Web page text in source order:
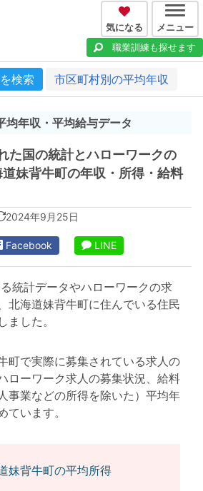
気になる メニュー
職業訓練も探せます
検索 市区町村別の平均年収
均年収・平均給与データ
た国の統計とハローワークの
妹背牛町の年収・所得・給料
2024年9月25日
Facebook LINE
統計データやハローワークの求
北海道妹背牛町に住んでいる住民
ました。
町で実際に募集されている求人の
ローワーク求人の募集状況、給料
事業などの所得を除いた）平均年
ています。
妹背牛町の平均所得